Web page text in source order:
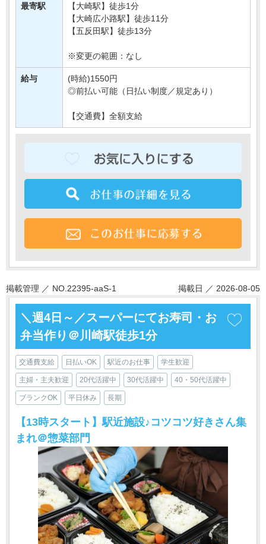
モクモク・コツコツおしごとしたい方に・・・
最寄駅
【大崎駅】徒歩1分
【大崎広小路駅】徒歩11分
【五反田駅】徒歩13分
※変更の範囲：なし
給与
(時給)1550円
◎前払い可能（日払い制度／規定あり）
【交通費】全額支給
掲載管理 ／ NO.22395-aaS-1 掲載日 ／ 2026-08-05
＼週4日～／スーパーにてお寿司・お
弁当作り＠川崎駅徒歩1分
交通費支給 日払いOK 駅近のお仕事 学生歓迎
主婦・主夫歓迎 20代活躍中 30代活躍中 40・50代活躍中
ブランクOK 平日休み 長期
【13時スタート】駅近施設♪コツコツ好きさん集
まれ＠惣菜部門